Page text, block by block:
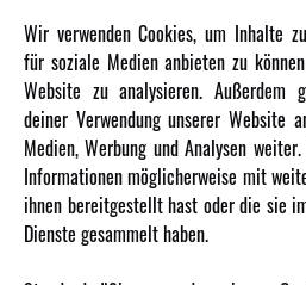
INFORMATIONEN
Newsletter
Über uns
Karriere
Amewi Kataloge
Wir verwenden Cookies, um Inhalte
für soziale Medien anbieten zu
Website zu analysieren. Außerdem
deiner Verwendung unserer Website
Medien, Werbung und Analysen
Informationen möglicherweise mit
ihnen bereitgestellt hast oder die sie
Dienste gesammelt haben.